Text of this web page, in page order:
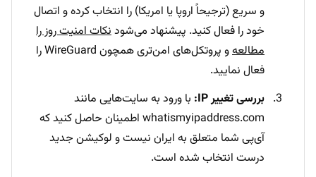
و سریع (ترجیحاً اروپا یا امریکا) را انتخاب کرده و اتصال
خود را فعال کنید. پیشنهاد می‌شودنکات امنیت روز را
مطالعه
و پروتکل‌های امن‌تری همچون WireGuard را
فعال نمایید.
بررسی تغییر IP:
با ورود به سایت‌هایی مانند
whatismyipaddress.com اطمینان حاصل کنید که
آی‌پی شما متعلق به ایران نیست و لوکیشن جدید
درست انتخاب شده است.